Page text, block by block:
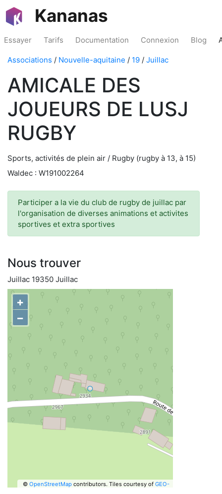
Kananas
Essayer Tarifs Documentation Connexion Blog
Associations / Nouvelle-aquitaine / 19 / Juillac
AMICALE DES
JOUEURS DE LUSJ
RUGBY
Sports, activités de plein air / Rugby (rugby à 13, à 15)
Waldec : W191002264
Participer a la vie du club de rugby de juillac par
l'organisation de diverses animations et activites
sportives et extra sportives
Nous trouver
Juillac 19350 Juillac
+
−
© OpenStreetMapcontributors. Tiles courtesy of GEO-